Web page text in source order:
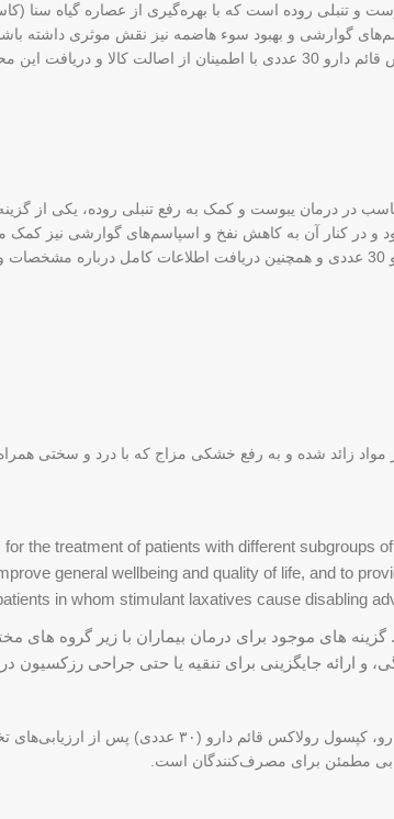
و تنبلی روده است که با بهره‌گیری از عصاره گیاه سنا
گوارشی و بهبود سوء هاضمه نیز نقش موثری داشته
از یک مرجع معتبر،
در درمان یبوست و کمک به رفع تنبلی روده، یکی از
و در کنار آن به کاهش نفخ و اسپاسم‌های گوارشی نیز
مواد زائد شده و به رفع خشکی مزاج که با درد و سختی
the treatment of patients with different subgroups
general wellbeing and quality of life, and to
in whom stimulant laxatives cause disabling
های موجود برای درمان بیماران با زیر گروه های
ارائه جایگزینی برای تنقیه یا حتی جراحی رزکسیون
و داده‌های سازمان غذا و دارو، کپسول
مطمئن برای مصرف‌کنندگان است.